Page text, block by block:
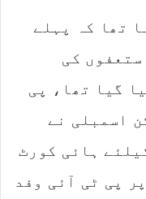
تھا کہ پہلے
کی
گیا تھا، پی
اسمبلی نے
ہائی کورٹ
پی ٹی آئی وفد